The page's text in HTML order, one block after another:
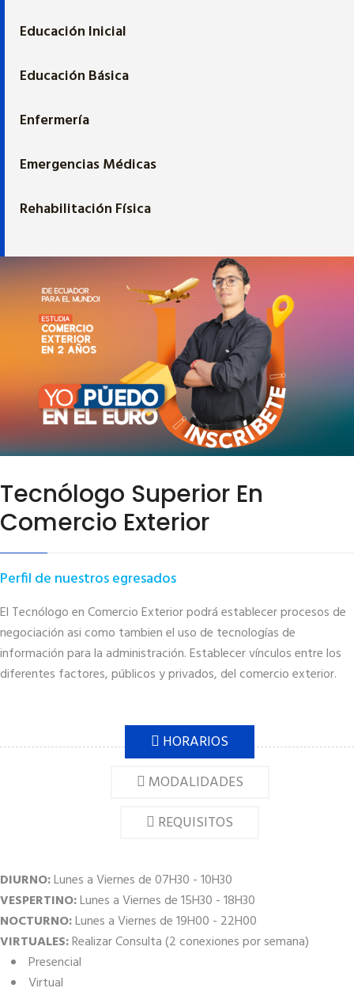
Educación Inicial
Educación Básica
Enfermería
Emergencias Médicas
Rehabilitación Física
Tecnólogo Superior En
Comercio Exterior
Perfil de nuestros egresados
El Tecnólogo en Comercio Exterior podrá establecer procesos de
negociación asi como tambien el uso de tecnologías de
información para la administración. Establecer vínculos entre los
diferentes factores, públicos y privados, del comercio exterior.
HORARIOS
MODALIDADES
REQUISITOS
DIURNO:Lunes a Viernes de 07H30 - 10H30
VESPERTINO:Lunes a Viernes de 15H30 - 18H30
NOCTURNO:Lunes a Viernes de 19H00 - 22H00
VIRTUALES:Realizar Consulta (2 conexiones por semana)
Presencial
Virtual